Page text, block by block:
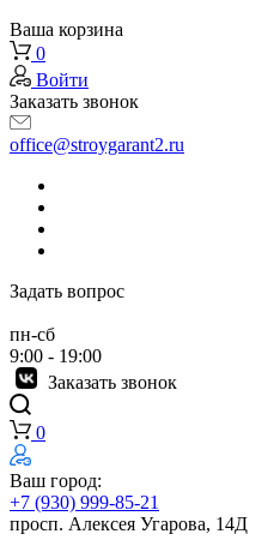
Ваша корзина
0
Войти
Заказать звонок
office@stroygarant2.ru
Задать вопрос
пн-сб
9:00 - 19:00
Заказать звонок
0
Ваш город:
+7 (930) 999-85-21
просп. Алексея Угарова, 14Д